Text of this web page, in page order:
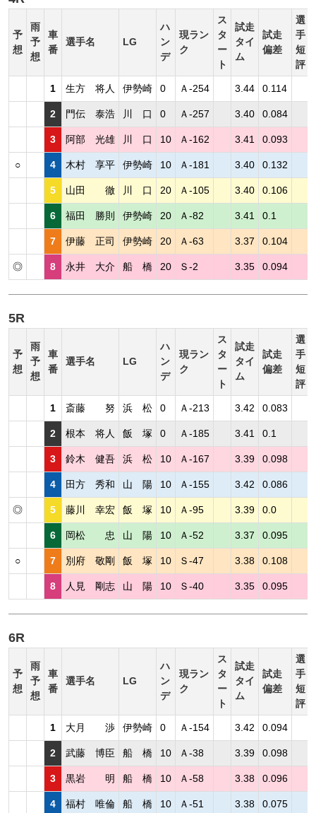
予
想
雨
予
想
車
番
選手名 LG
ハ
ン
デ
現ラン
ク
ス
タ
ー
ト
試走
タイ
ム
試走
偏差
選
手
短
評
1 生方 将人 伊勢崎 0 Ａ-254 3.44 0.114
2 門伝 泰浩 川 口 0 Ａ-257 3.40 0.084
3 阿部 光雄 川 口 10 Ａ-162 3.41 0.093
○ 4 木村 享平 伊勢崎 10 Ａ-181 3.40 0.132
5 山田 徹 川 口 20 Ａ-105 3.40 0.106
6 福田 勝則 伊勢崎 20 Ａ-82 3.41 0.1
7 伊藤 正司 伊勢崎 20 Ａ-63 3.37 0.104
◎ 8 永井 大介 船 橋 20 Ｓ-2 3.35 0.094
5R
予
想
雨
予
想
車
番
選手名 LG
ハ
ン
デ
現ラン
ク
ス
タ
ー
ト
試走
タイ
ム
試走
偏差
選
手
短
評
1 斎藤 努 浜 松 0 Ａ-213 3.42 0.083
2 根本 将人 飯 塚 0 Ａ-185 3.41 0.1
3 鈴木 健吾 浜 松 10 Ａ-167 3.39 0.098
4 田方 秀和 山 陽 10 Ａ-155 3.42 0.086
◎ 5 藤川 幸宏 飯 塚 10 Ａ-95 3.39 0.0
6 岡松 忠 山 陽 10 Ａ-52 3.37 0.095
○ 7 別府 敬剛 飯 塚 10 Ｓ-47 3.38 0.108
8 人見 剛志 山 陽 10 Ｓ-40 3.35 0.095
6R
予
想
雨
予
想
車
番
選手名 LG
ハ
ン
デ
現ラン
ク
ス
タ
ー
ト
試走
タイ
ム
試走
偏差
選
手
短
評
1 大月 渉 伊勢崎 0 Ａ-154 3.42 0.094
2 武藤 博臣 船 橋 10 Ａ-38 3.39 0.098
3 黒岩 明 船 橋 10 Ａ-58 3.38 0.096
4 福村 唯倫 船 橋 10 Ａ-51 3.38 0.075